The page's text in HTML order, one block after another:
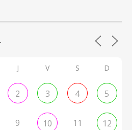
J V S D
2 3 4 5
9 10 11 12